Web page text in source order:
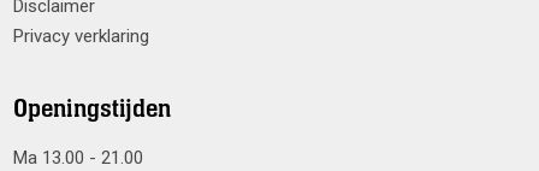
Disclaimer
Privacy verklaring
Openingstijden
Ma 13.00 - 21.00